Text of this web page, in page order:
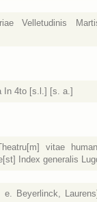
Velletudinis
In 4to [s.l.] [s. a.]
vitae
Index generalis
e. Beyerlinck,